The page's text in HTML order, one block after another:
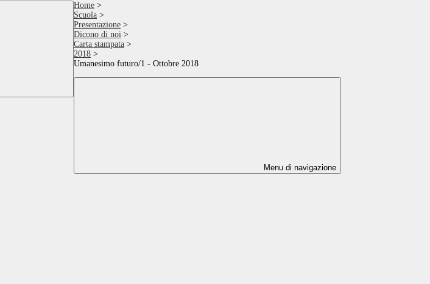
Home >
Scuola >
Presentazione >
Dicono di noi >
Carta stampata >
2018 >
Umanesimo futuro/1 - Ottobre 2018
Menu di navigazione